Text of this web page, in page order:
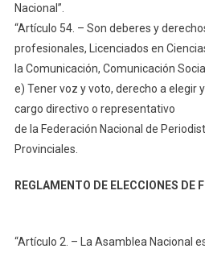
Nacional”.
“Artículo 54. – Son deberes y
profesionales, Licenciados en
la Comunicación, Comunicación
e) Tener voz y voto, derecho a elegir
cargo directivo o representativo
de la Federación Nacional de
Provinciales.
REGLAMENTO DE ELECCIONES DE
“Artículo 2. – La Asamblea Nacional